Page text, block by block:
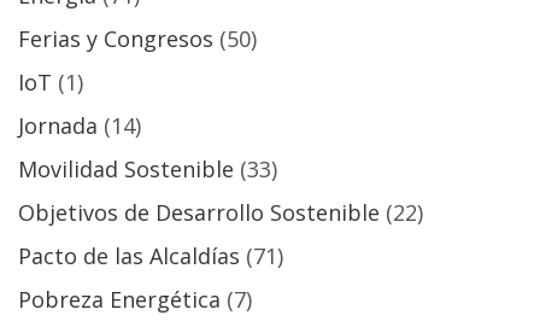
Ferias y Congresos (50)
IoT (1)
Jornada (14)
Movilidad Sostenible (33)
Objetivos de Desarrollo Sostenible (22)
Pacto de las Alcaldías (71)
Pobreza Energética (7)